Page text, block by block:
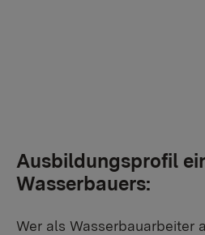
Ausbildungsprofil
Wasserbauers:
Wer als Wasserbauarbeiter